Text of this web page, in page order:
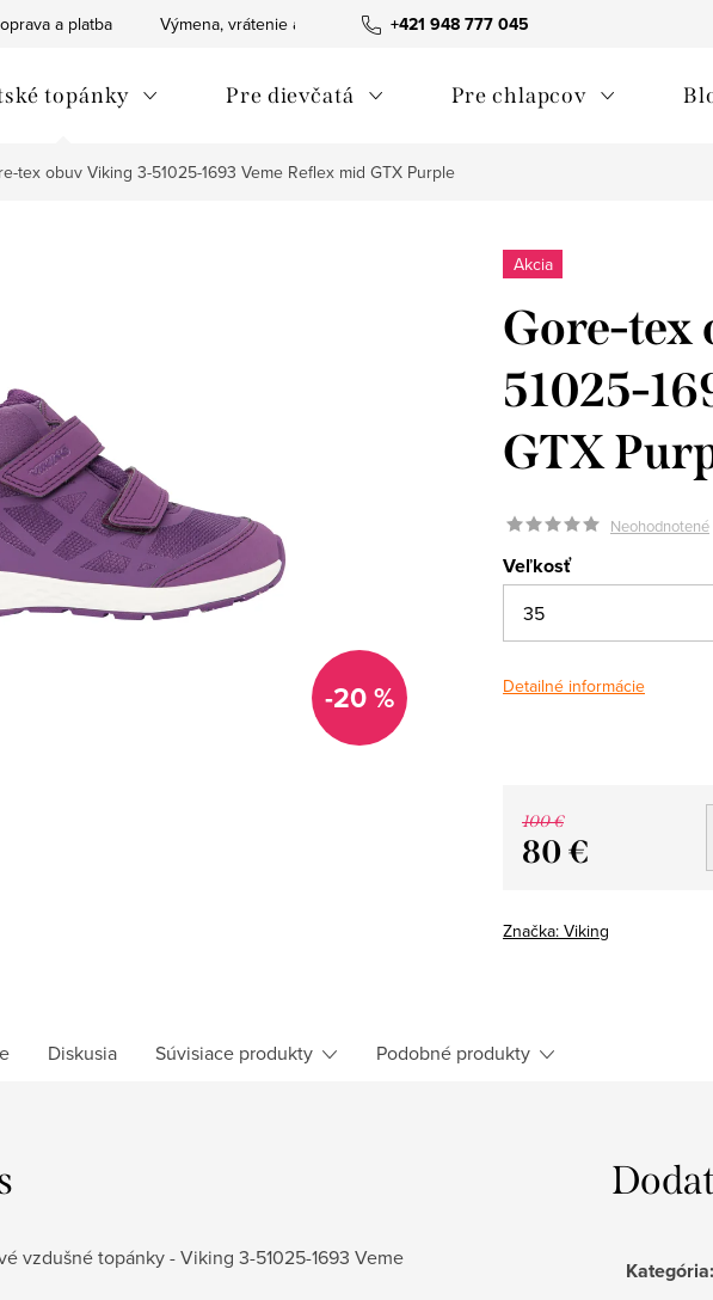
+421 948 777 045
a platba Výmena, vrátenie a reklamácie tovaru Ako nakupovať
topánky Pre dievčatá Pre chlapcov
tex obuv Viking 3-51025-1693 Veme Reflex mid GTX Purple
-20 %
Akcia
Gore-tex
51025-
GTX
Neohodnotené
Veľkosť
Detailné informácie
100 €
80 €
Značka: Viking
Diskusia Súvisiace produkty Podobné produkty
vzdušné topánky - Viking 3-51025-1693 Veme
Kategória: